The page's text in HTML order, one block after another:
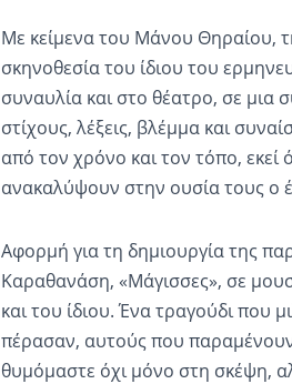
Με κείμενα του Μάνου Θηραίου,
σκηνοθεσία του ίδιου του
συναυλία και στο θέατρο, σε
στίχους, λέξεις, βλέμμα και
από τον χρόνο και τον τόπο,
ανακαλύψουν στην ουσία τους ο
Αφορμή για τη δημιουργία της
Καραθανάση, «Μάγισσες», σε
και του ίδιου. Ένα τραγούδι που
πέρασαν, αυτούς που
θυμόμαστε όχι μόνο στη σκέψη,